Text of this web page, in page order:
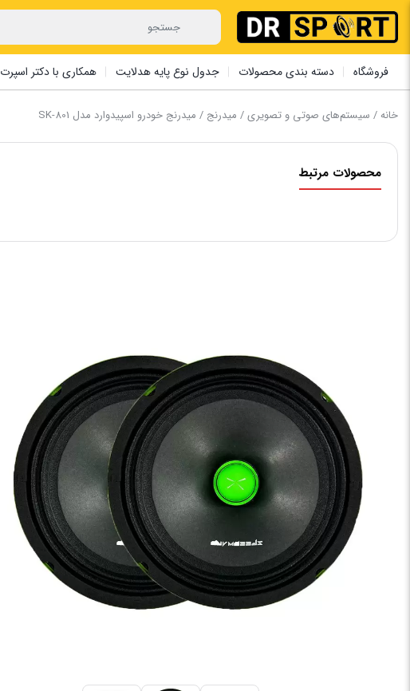
فروشگاه دسته بندی محصولات جدول نوع پایه هدلایت همکاری با دکتر اسپرت
خانه/ سیستم‌های صوتی و تصویری/ میدرنج / میدرنج خودرو اسپیدوارد مدل SK-801
محصولات مرتبط